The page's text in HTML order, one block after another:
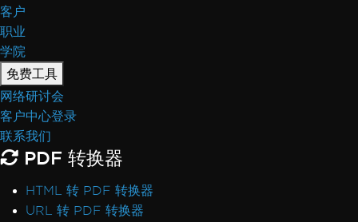
Rendering & Layout
Pixel Perfect HTML Formatting
CSS @page Rules vs RenderingOptions
Initializing RenderingOptions Correctly
客户
职业
学院
免费工具
网络研讨会
客户中心登录
联系我们
PDF 转换器
HTML 转 PDF 转换器
URL 转 PDF 转换器